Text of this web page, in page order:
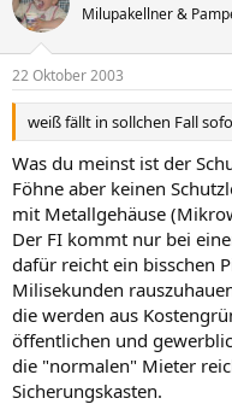
Milupakellner &
22 Oktober 2003
weiß fällt in sollchen Fall
Was du meinst ist der
Föhne aber keinen
mit Metallgehäuse
Der FI kommt nur bei
dafür reicht ein bisschen
Milisekunden
die werden aus
öffentlichen und
die "normalen" Mieter
Sicherungskasten.